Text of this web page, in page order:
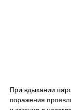
При вдыхании
поражения